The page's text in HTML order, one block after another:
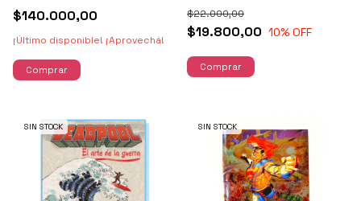
$140.000,00
¡Último disponible! ¡Aprovechá! $19.800,00
$22.000,00
10% OFF
SIN STOCK SIN STOCK